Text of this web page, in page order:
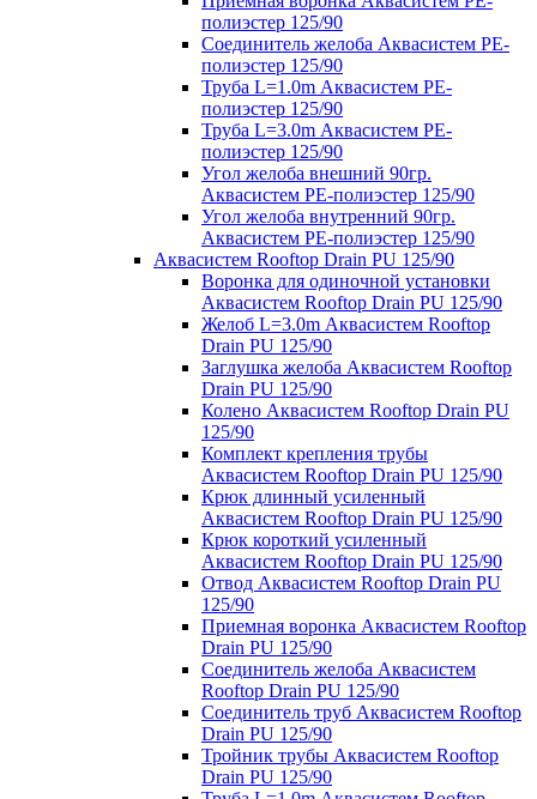
полиэстер 125/90
Соединитель желоба Аквасистем PE-
полиэстер 125/90
Труба L=1.0m Аквасистем PE-
полиэстер 125/90
Труба L=3.0m Аквасистем PE-
полиэстер 125/90
Угол желоба внешний 90гр.
Аквасистем PE-полиэстер 125/90
Угол желоба внутренний 90гр.
Аквасистем PE-полиэстер 125/90
Аквасистем Rooftop Drain PU 125/90
Воронка для одиночной установки
Аквасистем Rooftop Drain PU 125/90
Желоб L=3.0m Аквасистем Rooftop
Drain PU 125/90
Заглушка желоба Аквасистем Rooftop
Drain PU 125/90
Колено Аквасистем Rooftop Drain PU
125/90
Комплект крепления трубы
Аквасистем Rooftop Drain PU 125/90
Крюк длинный усиленный
Аквасистем Rooftop Drain PU 125/90
Крюк короткий усиленный
Аквасистем Rooftop Drain PU 125/90
Отвод Аквасистем Rooftop Drain PU
125/90
Приемная воронка Аквасистем Rooftop
Drain PU 125/90
Соединитель желоба Аквасистем
Rooftop Drain PU 125/90
Соединитель труб Аквасистем Rooftop
Drain PU 125/90
Тройник трубы Аквасистем Rooftop
Drain PU 125/90